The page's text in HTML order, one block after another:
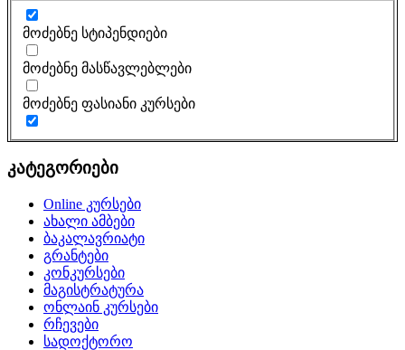
მოძებნე სტიპენდიები
მოძებნე მასწავლებლები
მოძებნე ფასიანი კურსები
კატეგორიები
Online კურსები
ახალი ამბები
ბაკალავრიატი
გრანტები
კონკურსები
მაგისტრატურა
ონლაინ კურსები
რჩევები
სადოქტორო